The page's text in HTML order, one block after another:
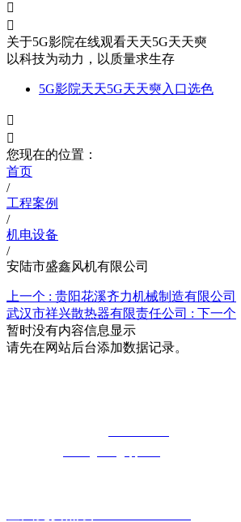


关于5G影院在线观看天天5G天天奭
以科技为动力，以质量求生存
5G影院天天5G天天奭入口选色


您现在的位置：
首页
/
工程案例
/
机电设备
/
安陆市盛鑫风机有限公司
上一个 : 贵阳花溪齐力机械制造有限公司
武汉市祥兴散热器有限责任公司 : 下一个
暂时没有内容信息显示
请先在网站后台添加数据记录。